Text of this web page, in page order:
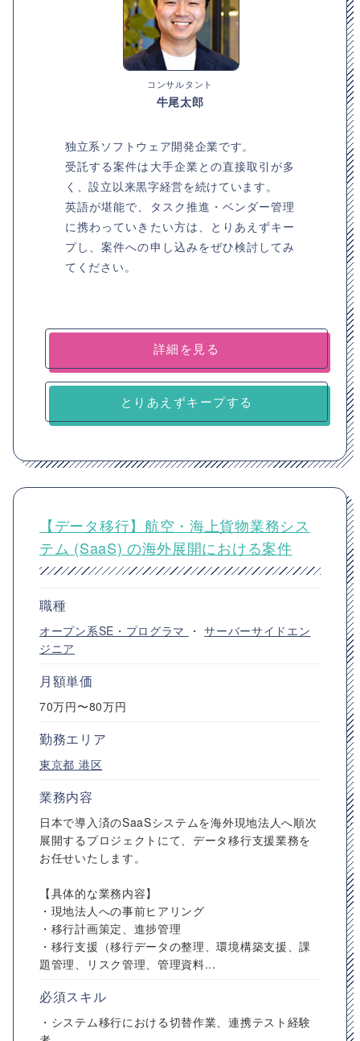
コンサルタント
牛尾太郎
独立系ソフトウェア開発企業です。
受託する案件は大手企業との直接取引が多
く、設立以来黒字経営を続けています。
英語が堪能で、タスク推進・ベンダー管理
に携わっていきたい方は、とりあえずキー
プし、案件への申し込みをぜひ検討してみ
てください。
詳細を見る
とりあえずキープする
【データ移行】航空・海上貨物業務シス
テム (SaaS) の海外展開における案件
職種
オープン系SE・プログラマ ・サーバーサイドエン
ジニア
月額単価
70万円〜80万円
勤務エリア
東京都 港区
業務内容
日本で導入済のSaaSシステムを海外現地法人へ順次
展開するプロジェクトにて、データ移行支援業務を
お任せいたします。
【具体的な業務内容】
・現地法人への事前ヒアリング
・移行計画策定、進捗管理
・移行支援（移行データの整理、環境構築支援、課
題管理、リスク管理、管理資料...
必須スキル
・システム移行における切替作業、連携テスト経験